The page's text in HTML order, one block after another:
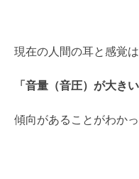
現在の人間の耳と感覚は
「音量（音圧）が大き
傾向があることがわかっ